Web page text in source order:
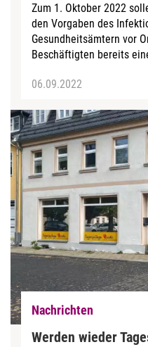
Zum 1. Oktober 2022
den Vorgaben des
Gesundheitsämtern vor
Beschäftigten bereits
06.09.2022
Nachrichten
Werden wieder